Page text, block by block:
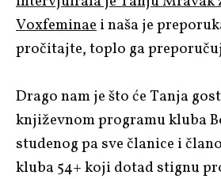
Voxfeminaei naša je
pročitajte, toplo ga
Drago nam je što će Tanja
književnom programu kluba
studenog pa sve članice i
kluba 54+ koji dotad stignu